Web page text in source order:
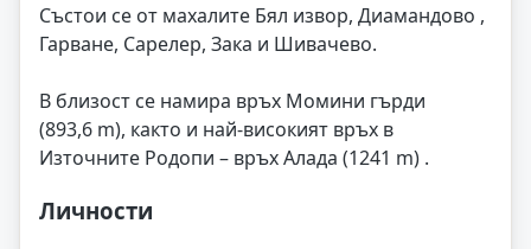
Състои се от махалите Бял извор, Диамандово ,
Гарване, Сарелер, Зака и Шивачево.
В близост се намира връх Момини гърди
(893,6 m), както и най-високият връх в
Източните Родопи – връх Алада (1241 m) .
Личности